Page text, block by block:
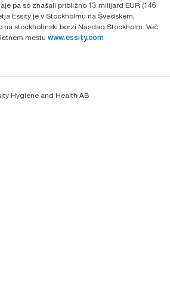
pa so znašali približno 13 milijard EUR (146
Essity je v Stockholmu na Švedskem,
na stockholmski borzi Nasdaq Stockholm. Več
mestu www.essity.com
Hygiene and Health AB